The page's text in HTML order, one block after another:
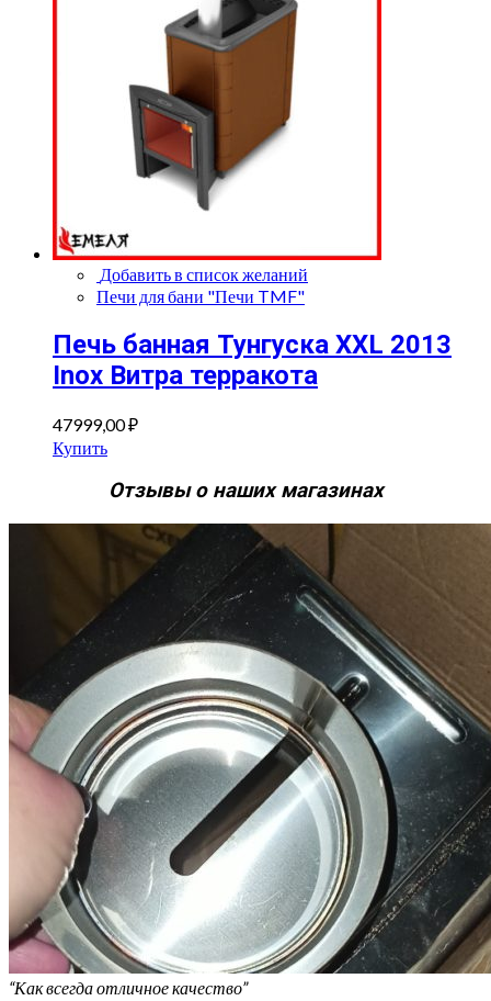
Добавить в список желаний
Печи для бани "Печи TMF"
Печь банная Тунгуска XXL 2013
Inox Витра терракота
47999,00₽
Купить
Отзывы о наших магазинах
“Как всегда отличное качество”